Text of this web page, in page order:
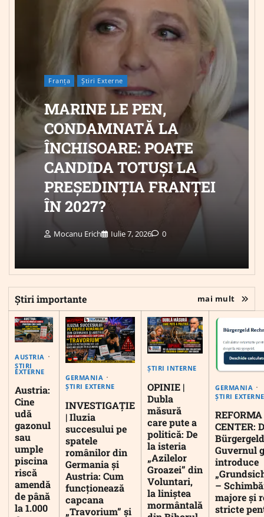
Franța Știri Externe
MARINE LE PEN,
CONDAMNATĂ LA
ÎNCHISOARE: POATE
CANDIDA TOTUȘI LA
PREȘEDINȚIA FRANȚEI
ÎN 2027?
Mocanu Erich Iulie 7, 2026 0
Știri importante mai mult
AUSTRIA
ȘTIRI
EXTERNE
Austria:
Cine
udă
gazonul
sau
umple
piscina
riscă
amendă
de până
la 1.000
GERMANIA
ȘTIRI EXTERNE
INVESTIGAȚIE
| Iluzia
succesului pe
spatele
românilor din
Germania și
Austria: Cum
funcționează
capcana
„Travorium” și
ȘTIRI INTERNE
OPINIE |
Dubla
măsură
care pute a
politică: De
la isteria
„Azilelor
Groazei” din
Voluntari,
la liniștea
mormântală
GERMANIA
ȘTIRI EXTERNE
CENTER:
Guvernul
introduce
–
majore și
stricte